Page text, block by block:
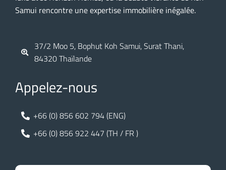
Samui rencontre une expertise immobilière inégalée.
37/2 Moo 5, Bophut Koh Samui, Surat Thani,
84320 Thaïlande
Appelez-nous
+66 (0) 856 602 794 (ENG)
+66 (0) 856 922 447 (TH / FR )